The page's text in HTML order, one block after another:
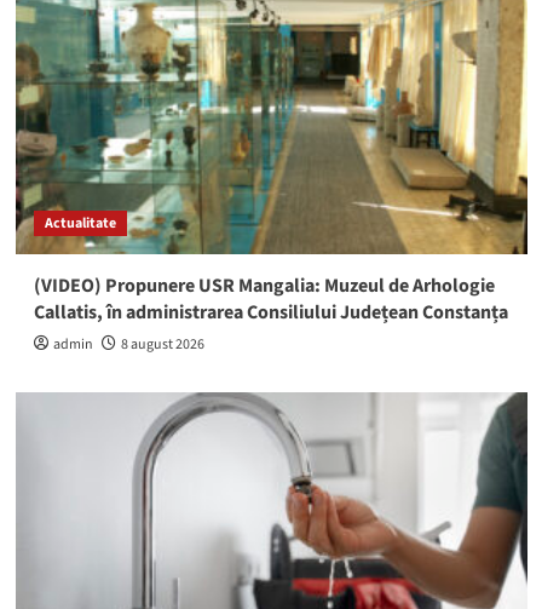
Actualitate
(VIDEO) Propunere USR Mangalia: Muzeul de Arhologie
Callatis, în administrarea Consiliului Județean Constanța
admin 8 august 2026